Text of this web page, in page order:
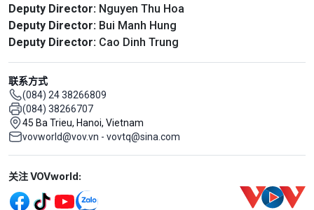
Deputy Director: Nguyen Thu Hoa
Deputy Director: Bui Manh Hung
Deputy Director: Cao Dinh Trung
联系方式
(084) 24 38266809
(084) 38266707
45 Ba Trieu, Hanoi, Vietnam
vovworld@vov.vn - vovtq@sina.com
Mạng xã hội
关注 VOVworld: